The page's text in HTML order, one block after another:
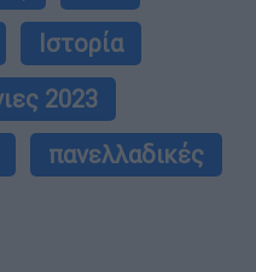
Ιστορία
2023
πανελλαδικές